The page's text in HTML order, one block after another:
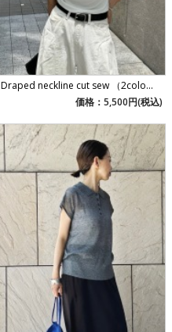
Draped neckline cut sew （2colo...
価格：5,500円(税込)